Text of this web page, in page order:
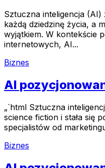
Sztuczna inteligencja (AI)
każdą dziedzinę życia, a
wyjątkiem. W kontekście
internetowych, AI...
Biznes
AI
„`html Sztuczna
science fiction i stała się
specjalistów od
Biznes